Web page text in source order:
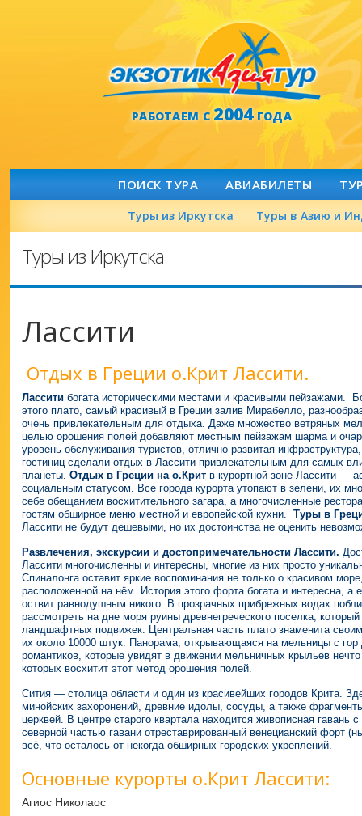
РАБОТАЕМ С2004ГОДА
ПОИСК ТУРА АВИАБИЛЕТЫ
Туры из Иркутска Туры в Азию и
Туры из Иркутска
Лассити
Отдых в Греции о.Крит Лассити.
Лассити богата историческими местами и красивыми пейзажами.
этого плато, самый красивый в Греции залив Мирабелло,
очень привлекательным для отдыха. Даже множество ветряных
целью орошения полей добавляют местным пейзажам шарма и
уровень обслуживания туристов, отлично развитая
гостиниц сделали отдых в Лассити привлекательным для самых
планеты. Отдых в Греции на о.Крит в курортной зоне Лассити —
социальным статусом. Все города курорта утопают в зелени, их
себе обещанием восхитительного загара, а многочисленные
гостям обширное меню местной и европейской кухни. Туры в
Лассити не будут дешевыми, но их достоинства не оценить
Развлечения, экскурсии и достопримечательности Лассити.
Лассити многочисленны и интересны, многие из них просто
Спиналонга оставит яркие воспоминания не только о красивом
расположенной на нём. История этого форта богата и интересна, а
оствит равнодушным никого. В прозрачных прибрежных водах
рассмотреть на дне моря руины древнегреческого поселка,
ландшафтных подвижек. Центральная часть плато знаменита
их около 10000 штук. Панорама, открывающаяся на мельницы с
романтиков, которые увидят в движении мельничных крыльев
которых восхитит этот метод орошения полей.
Сития — столица области и один из красивейших городов Крита.
минойских захоронений, древние идолы, сосуды, а также
церквей. В центре старого квартала находится живописная
северной частью гавани отреставрированный венецианский форт
всё, что осталось от некогда обширных городских укреплений.
Основные курорты о.Крит Лассити:
Агиос Николаос